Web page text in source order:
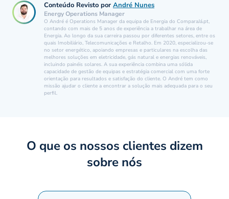
Conteúdo Revisto por André Nunes
Energy Operations Manager
O André é Operations Manager da equipa de Energia do ComparaJá.pt,
contando com mais de 5 anos de experiência a trabalhar na área de
Energia. Ao longo da sua carreira passou por diferentes setores, entre os
quais Imobiliário, Telecomunicações e Retalho. Em 2020, especializou-se
no setor energético, apoiando empresas e particulares na escolha das
melhores soluções em eletricidade, gás natural e energias renováveis,
incluindo painéis solares. A sua experiência combina uma sólida
capacidade de gestão de equipas e estratégia comercial com uma forte
orientação para resultados e satisfação do cliente. O André tem como
missão ajudar o cliente a encontrar a solução mais adequada para o seu
perfil.
O que os nossos clientes dizem
sobre nós